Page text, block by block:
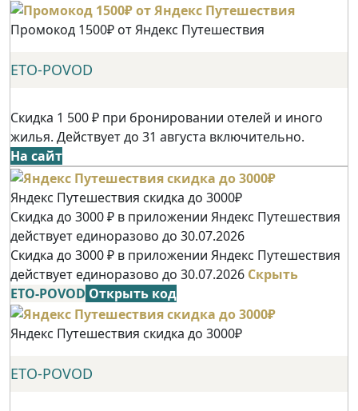
Промокод 1500₽ от Яндекс Путешествия
ETO-POVOD
Скидка 1 500 ₽ при бронировании отелей и иного
жилья. Действует до 31 августа включительно.
На сайт
Яндекс Путешествия скидка до 3000₽
Скидка до 3000 ₽ в приложении Яндекс Путешествия
действует единоразово до 30.07.2026
Скидка до 3000 ₽ в приложении Яндекс Путешествия
действует единоразово до 30.07.2026 Скрыть
ETO-POVOD Открыть код
Яндекс Путешествия скидка до 3000₽
ETO-POVOD